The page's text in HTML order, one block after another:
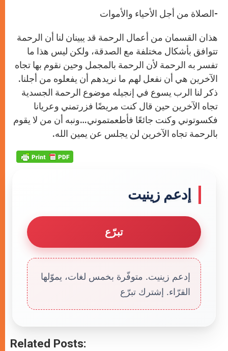
-الصلاة من أجل الأحياء والأموات
هذان القسمان من أعمال الرحمة قد يبينان لنا أن الرحمة
تتوافق بأشكال مختلفة مع الصدقة، ولكن ليس هذا ما
تفسر به الرحمة لأن الرحمة بالمجمل وحين نقوم بها تجاه
الآخرين هي أن نفعل لهم ما نريدهم أن يفعلوه من أجلنا.
ذكر لنا الرب يسوع في إنجيله موضوع الرحمة الجسدية
تجاه الآخرين حين قال كنت مريضًا فزرتمني وعريانا
فكسوتوني وكنت جائعًا فأطعمتموني…ونبه أن من لا يقوم
بالرحمة تجاه الآخرين لن يجلس عن يمين الله.
إدعم زينيت
تبرّع
إدعم زينيت. متوفّرة بخمس لغات، يموّلها
القرّاء. إشترك تبرّع
Related Posts: